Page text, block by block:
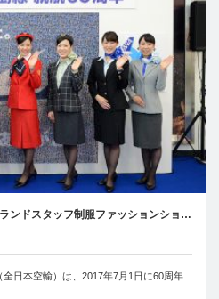
ンドスタッフ制服ファッションショ…
日本空輸）は、2017年7月1日に60周年